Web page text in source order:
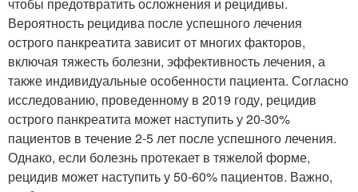
Вероятность рецидива после успешного лечения
острого панкреатита зависит от многих факторов,
включая тяжесть болезни, эффективность лечения, а
также индивидуальные особенности пациента. Согласно
исследованию, проведенному в 2019 году, рецидив
острого панкреатита может наступить у 20-30%
пациентов в течение 2-5 лет после успешного лечения.
Однако, если болезнь протекает в тяжелой форме,
рецидив может наступить у 50-60% пациентов. Важно,